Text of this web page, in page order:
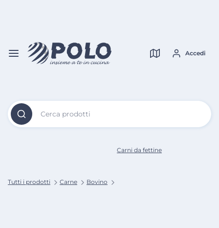
Cerca prodotti
Accedi
Tutti i prodotti Carne Bovino
Carni da fettine